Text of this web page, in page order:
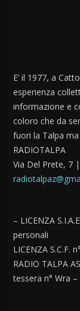
E’ il 1977, a
esperienza
informazione e
coloro che da
fuori la Talpa
RADIOTALPA
Via Del Prete, 7
– LICENZA
personali
LICENZA S.C.F.
RADIO TALPA
tessera n° Wra